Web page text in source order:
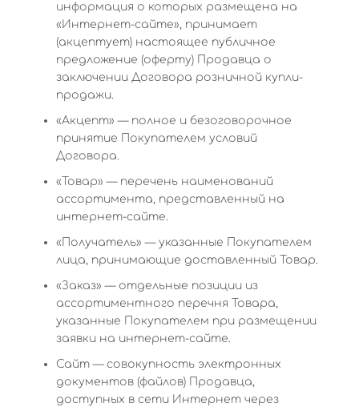
информация о которых размещена на
«Интернет-сайте», принимает
(акцептует) настоящее публичное
предложение (оферту) Продавца о
заключении Договора розничной купли-
продажи.
«Акцепт» — полное и безоговорочное
принятие Покупателем условий
Договора.
«Товар» — перечень наименований
ассортимента, представленный на
интернет-сайте.
«Получатель» — указанные Покупателем
лица, принимающие доставленный Товар.
«Заказ» — отдельные позиции из
ассортиментного перечня Товара,
указанные Покупателем при размещении
заявки на интернет-сайте.
Сайт — совокупность электронных
документов (файлов) Продавца,
доступных в сети Интернет через